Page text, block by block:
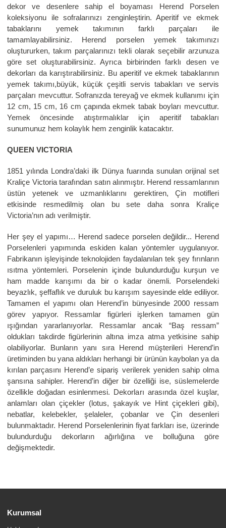
dekor ve desenlere sahip el boyaması Herend Porselen
koleksiyonu ile sofralarınızı zenginleştirin. Aperitif ve ekmek
tabaklarını yemek takımının farklı parçaları ile
tamamlayabilirsiniz. Herend porselen yemek takımınızı
oluştururken, takım parçalarınızı tekli olarak seçebilir arzunuza
göre set oluşturabilirsiniz. Ayrıca birbirinden farklı desen ve
dekorları da karıştırabilirsiniz. Bu aperitif ve ekmek tabaklarının
yemek takımı,büyük, küçük çeşitli servis tabakları ve servis
parçaları mevcuttur. Sofranızda tereyağ ve ekmek kullanımı için
12 cm, 15 cm, 16 cm çapında ekmek tabak boyları mevcuttur.
Yemek öncesinde atıştırmalıklar için aperitif tabakları
sunumunuz hem kolaylık hem zenginlik katacaktır.
QUEEN VICTORIA
1851 yılında Londra’daki ilk Dünya fuarında sunulan orijinal set
Kraliçe Victoria tarafından satın alınmıştır. Herend ressamlarının
üstün yetenek ve uzmanlıklarını gerektiren, Çin motifleri
etkisinde resmedilmiş olan bu sete daha sonra Kraliçe
Victoria’nın adı verilmiştir.
Her şey el yapımı… Herend sadece porselen değildir... Herend
Porselenleri yapımında eskiden kalan yöntemler uygulanıyor.
Fabrikanın işleyişinde teknolojiden faydalanılan tek şey fırınların
ısıtma yöntemleri. Porselenin içinde bulundurduğu kurşun ve
ham madde karışımı da bir o kadar önemli. Porselendeki
beyazlık, şeffaflık ve duruluk bu karışım sayesinde elde ediliyor.
Tamamen el yapımı olan Herend’in bünyesinde 2000 ressam
görev yapıyor. Ressamlar figürleri işlerken tamamen gün
ışığından yararlanıyorlar. Ressamlar ancak “Baş ressam”
oldukları takdirde figürlerinin altına imza atma yetkisine sahip
olabiliyorlar. Bunların yanı sıra Herend müşterileri Herend’in
üretiminden bu yana aldıkları herhangi bir ürünün kaybolan ya da
kırılan parçasını Herend’e sipariş verilerek yeniden sahip olma
şansına sahipler. Herend’in diğer bir özelliği ise, süslemelerde
özellikle doğadan esinlenmesi. Dekorları arasında özel kuşlar,
anlamları olan çiçekler (lotus, şakayık ve Hint çiçekleri gibi),
nebatlar, kelebekler, şelaleler, çobanlar ve Çin desenleri
bulunmaktadır. Herend Porselenlerinin fiyat farkları ise, üzerinde
bulundurduğu dekorların ağırlığına ve bolluğuna göre
değişmektedir.
Kurumsal